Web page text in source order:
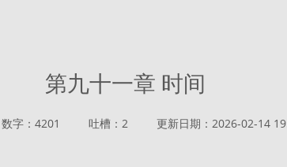
第九十一章 时间
数字：4201 吐槽：2 更新日期：2026-02-14